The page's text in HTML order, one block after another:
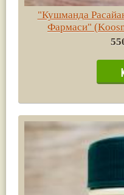
"Кушманда
Фармаси"